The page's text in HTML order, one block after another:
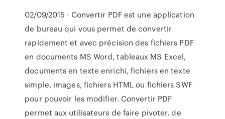
02/09/2015 · Convertir PDF est une application
de bureau qui vous permet de convertir
rapidement et avec précision des fichiers PDF
en documents MS Word, tableaux MS Excel,
documents en texte enrichi, fichiers en texte
simple, images, fichiers HTML ou fichiers SWF
pour pouvoir les modifier. Convertir PDF
permet aux utilisateurs de faire pivoter, de